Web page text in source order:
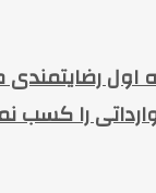
اول
را کسب